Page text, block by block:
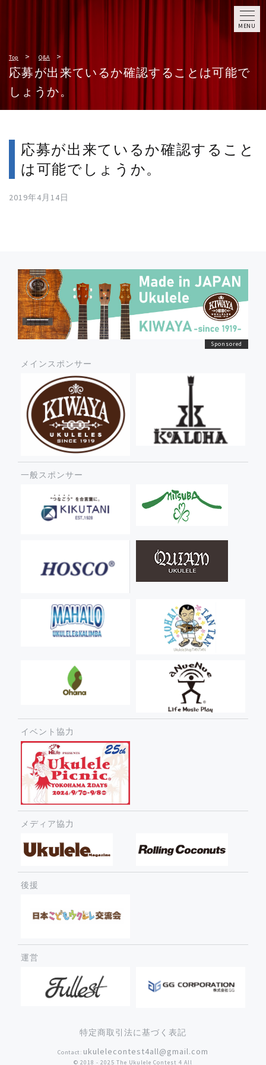
MENU
Top Q&A
応募が出来ているか確認することは可能で
しょうか。
応募が出来ているか確認すること
は可能でしょうか。
2019年4月14日
メインスポンサー
一般スポンサー
イベント協力
メディア協力
後援
運営
特定商取引法に基づく表記
Contact: ukulelecontest4all@gmail.com
©︎ 2018 - 2025 The Ukulele Contest 4 All